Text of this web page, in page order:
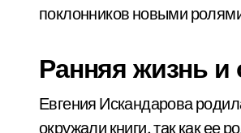
поклонников новыми
Ранняя жизнь и
Евгения Искандарова
окружали книги, так как ее